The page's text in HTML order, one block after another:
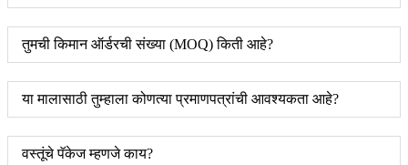
तुमची किमान ऑर्डरची संख्या (MOQ) किती आहे?
या मालासाठी तुम्हाला कोणत्या प्रमाणपत्रांची आवश्यकता आहे?
वस्तूंचे पॅकेज म्हणजे काय?